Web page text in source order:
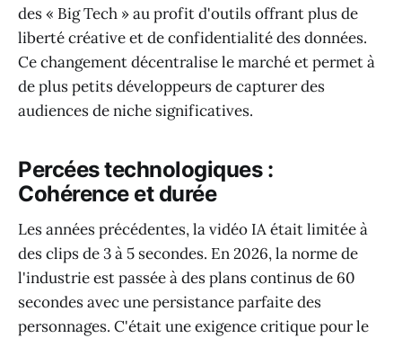
des « Big Tech » au profit d'outils offrant plus de
liberté créative et de confidentialité des données.
Ce changement décentralise le marché et permet à
de plus petits développeurs de capturer des
audiences de niche significatives.
Percées technologiques :
Cohérence et durée
Les années précédentes, la vidéo IA était limitée à
des clips de 3 à 5 secondes. En 2026, la norme de
l'industrie est passée à des plans continus de 60
secondes avec une persistance parfaite des
personnages. C'était une exigence critique pour le